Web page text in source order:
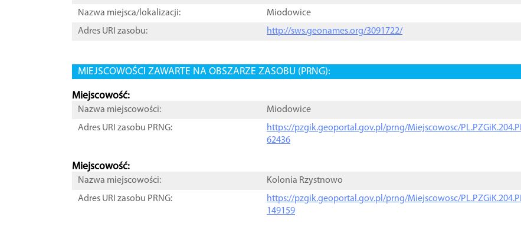
Nazwa miejsca/lokalizacji:
Miodowice
Adres URI zasobu:
http://sws.geonames.org/3091722/
MIEJSCOWOŚCI ZAWARTE NA OBSZARZE ZASOBU (PRNG):
Miejscowość:
Nazwa miejscowości:
Miodowice
Adres URI zasobu PRNG:
https://pzgik.geoportal.gov.pl/prng/Miejscowosc/
62436
Miejscowość:
Nazwa miejscowości:
Kolonia Rzystnowo
Adres URI zasobu PRNG:
https://pzgik.geoportal.gov.pl/prng/Miejscowosc/
149159